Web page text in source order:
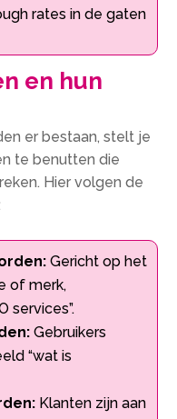
rates in de gaten
en hun
er bestaan, stelt je
te benutten die
Hier volgen de
Gericht op het
of merk,
services”.
Gebruikers
“wat is
Klanten zijn aan